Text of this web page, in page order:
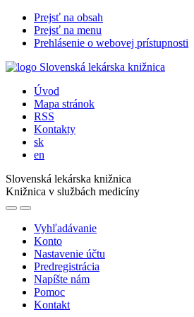
Prejsť na obsah
Prejsť na menu
Prehlásenie o webovej prístupnosti
Úvod
Mapa stránok
RSS
Kontakty
sk
en
Slovenská lekárska knižnica
Knižnica v službách medicíny
Vyhľadávanie
Konto
Nastavenie účtu
Predregistrácia
Napíšte nám
Pomoc
Kontakt